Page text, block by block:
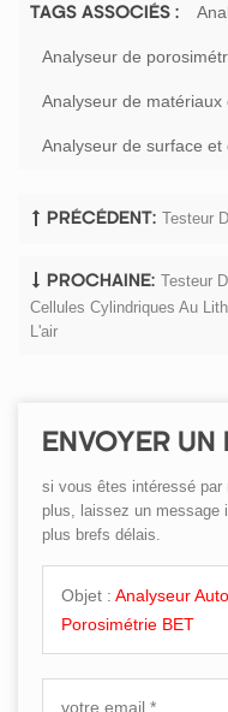
TAGS ASSOCIÉS :
Analyseur de
Analyseur de matériaux
Analyseur de surface et
PRÉCÉDENT: Testeur
PROCHAINE: Testeur
Cellules Cylindriques Au
L'air
ENVOYER UN
si vous êtes intéressé
plus, laissez un message
plus brefs délais.
Objet : Analyseur
Porosimétrie BET